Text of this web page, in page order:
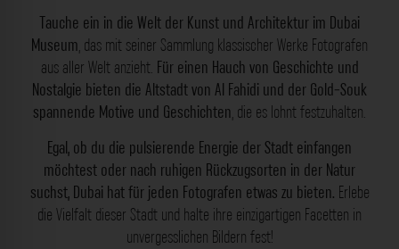
Tauche ein in die Welt der Kunst und Architektur im Dubai
Museum, das mit seiner Sammlung klassischer Werke Fotografen
aus aller Welt anzieht. Für einen Hauch von Geschichte und
Nostalgie bieten die Altstadt von Al Fahidi und der Gold-Souk
spannende Motive und Geschichten, die es lohnt festzuhalten.
Egal, ob du die pulsierende Energie der Stadt einfangen
möchtest oder nach ruhigen Rückzugsorten in der Natur
suchst, Dubai hat für jeden Fotografen etwas zu bieten. Erlebe
die Vielfalt dieser Stadt und halte ihre einzigartigen Facetten in
unvergesslichen Bildern fest!